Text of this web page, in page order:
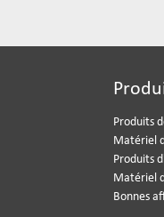
Produits
Matériel
Produits
Matériel
Bonnes